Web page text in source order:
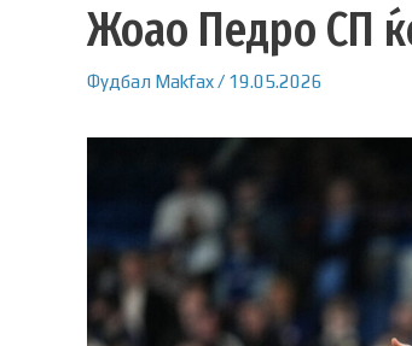
Жоао Педро СП
Фудбал Makfax/ 19.05.2026